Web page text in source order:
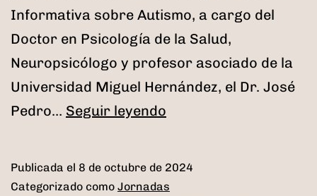
Informativa sobre Autismo, a cargo del
Doctor en Psicología de la Salud,
Neuropsicólogo y profesor asociado de la
Universidad Miguel Hernández, el Dr. José
Pedro… Seguir leyendo
sobre
Publicada el 8 de octubre de 2024
Categorizado como Jornadas